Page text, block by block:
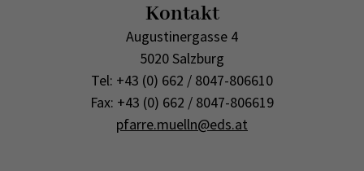
Kontakt
Augustinergasse 4
5020 Salzburg
Tel: +43 (0) 662 / 8047-806610
Fax: +43 (0) 662 / 8047-806619
pfarre.muelln@eds.at